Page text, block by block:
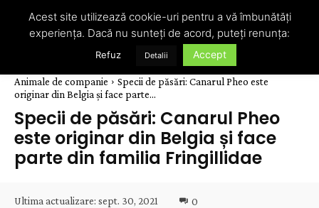
Animale de companie
Specii de păsări: Canarul Pheo este
originar din Belgia și face parte...
Specii de păsări: Canarul Pheo
este originar din Belgia și face
parte din familia Fringillidae
Ultima actualizare: sept. 30, 2021 0
Acest site utilizează cookie-uri pentru a vă îmbunătăți
experiența. Dacă nu sunteți de acord, puteți renunța:
Refuz Detalii Accept